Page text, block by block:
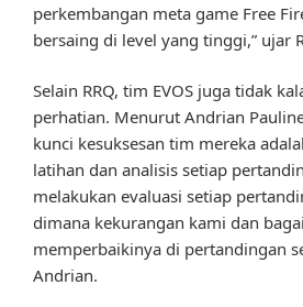
perkembangan meta game Free
bersaing di level yang tinggi,” ujar
Selain RRQ, tim EVOS juga tidak
perhatian. Menurut Andrian
kunci kesuksesan tim mereka
latihan dan analisis setiap
melakukan evaluasi setiap
dimana kekurangan kami dan
memperbaikinya di pertandingan
Andrian.